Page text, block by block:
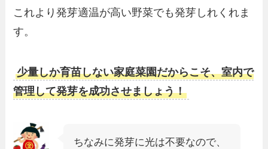
これより発芽適温が高い野菜でも発芽しれくれま
す。
少量しか育苗しない家庭菜園だからこそ、室内で
管理して発芽を成功させましょう！
ちなみに発芽に光は不要なので、